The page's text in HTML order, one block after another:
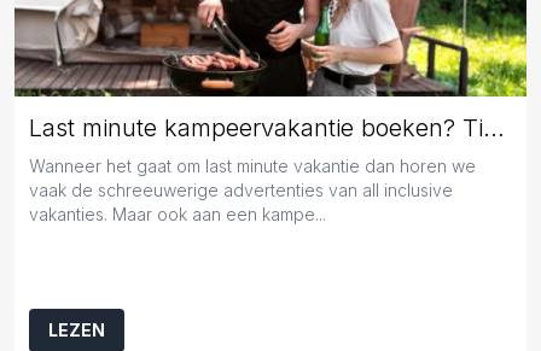
Last minute kampeervakantie boeken? Tips en tricks!
Wanneer het gaat om last minute vakantie dan horen we
vaak de schreeuwerige advertenties van all inclusive
vakanties. Maar ook aan een kampe...
LEZEN